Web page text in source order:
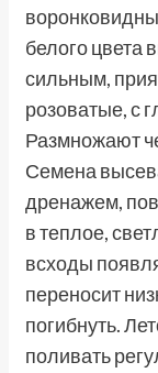
белого цвета
сильным,
розоватые, с
Размножают
Семена
дренажем,
в теплое,
всходы
переносит
погибнуть.
поливать